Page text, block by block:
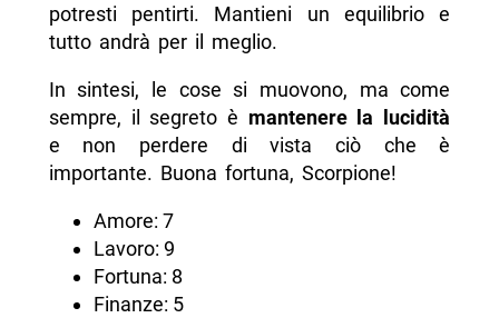
potresti pentirti. Mantieni un equilibrio e
tutto andrà per il meglio.
In sintesi, le cose si muovono, ma come
sempre, il segreto è mantenere la lucidità
e non perdere di vista ciò che è
importante. Buona fortuna, Scorpione!
Amore: 7
Lavoro: 9
Fortuna: 8
Finanze: 5